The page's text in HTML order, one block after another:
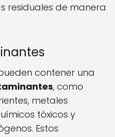
residuales de manera
contener una
, como
metales
tóxicos y
Estos